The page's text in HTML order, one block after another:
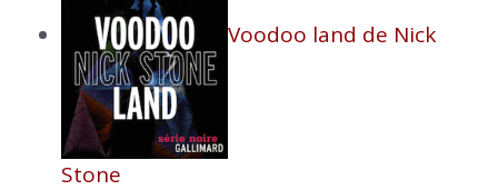
Voodoo land de Nick
Stone